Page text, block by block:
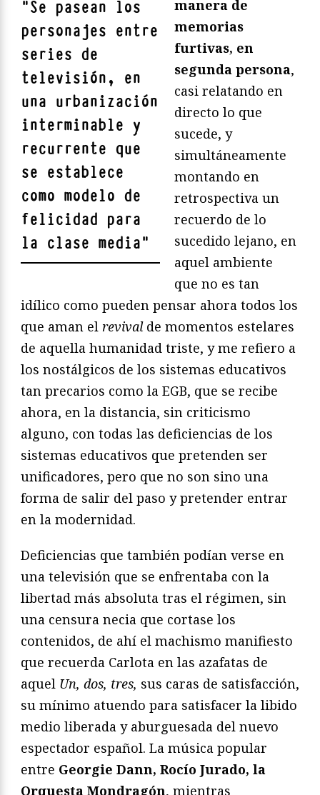
"Se pasean los
personajes entre
series de
televisión, en
una urbanización
interminable y
recurrente que
se establece
como modelo de
felicidad para
la clase media"
manera de
memorias
furtivas, en
segunda persona,
casi relatando en
directo lo que
sucede, y
simultáneamente
montando en
retrospectiva un
recuerdo de lo
sucedido lejano, en
aquel ambiente
que no es tan
idílico como pueden pensar ahora todos los
que aman el revivalde momentos estelares
de aquella humanidad triste, y me refiero a
los nostálgicos de los sistemas educativos
tan precarios como la EGB, que se recibe
ahora, en la distancia, sin criticismo
alguno, con todas las deficiencias de los
sistemas educativos que pretenden ser
unificadores, pero que no son sino una
forma de salir del paso y pretender entrar
en la modernidad.
Deficiencias que también podían verse en
una televisión que se enfrentaba con la
libertad más absoluta tras el régimen, sin
una censura necia que cortase los
contenidos, de ahí el machismo manifiesto
que recuerda Carlota en las azafatas de
aquel Un, dos, tres, sus caras de satisfacción,
su mínimo atuendo para satisfacer la libido
medio liberada y aburguesada del nuevo
espectador español. La música popular
entre Georgie Dann, Rocío Jurado, la
Orquesta Mondragón, mientras